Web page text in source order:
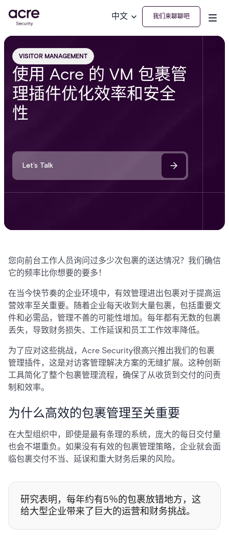
中文 我们来聊聊吧
VISITOR MANAGEMENT
使用 Acre 的 VM 包裹管
理插件优化效率和安全
性
Let’s Talk
您向前台工作人员询问过多少次包裹的送达情况？我们确信
它的频率比你想要的要多！
在当今快节奏的企业环境中，有效管理进出包裹对于提高运
营效率至关重要。随着企业每天收到大量包裹，包括重要文
件和必需品，管理不善的可能性增加。每年都有无数的包裹
丢失，导致财务损失、工作延误和员工工作效率降低。
为了应对这些挑战，Acre Security很高兴推出我们的包裹
管理插件，这是对访客管理解决方案的无缝扩展。这种创新
工具简化了整个包裹管理流程，确保了从收货到交付的问责
制和效率。
为什么高效的包裹管理至关重要
在大型组织中，即使是最有条理的系统，庞大的每日交付量
也会不堪重负。如果没有有效的包裹管理策略，企业就会面
临包裹交付不当、延误和重大财务后果的风险。
研究表明，每年约有5％的包裹放错地方，这
给大型企业带来了巨大的运营和财务挑战。